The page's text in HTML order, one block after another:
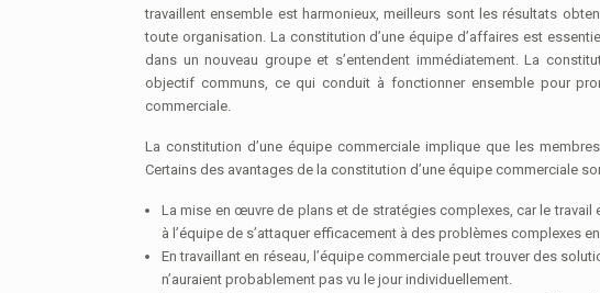
travaillent ensemble est harmonieux, meilleurs sont les résultats
toute organisation. La constitution d’une équipe d’affaires est
dans un nouveau groupe et s’entendent immédiatement. La
objectif communs, ce qui conduit à fonctionner ensemble pour
commerciale.
La constitution d’une équipe commerciale implique que les
Certains des avantages de la constitution d’une équipe commerciale
La mise en œuvre de plans et de stratégies complexes, car le
à l’équipe de s’attaquer efficacement à des problèmes complexes
En travaillant en réseau, l’équipe commerciale peut trouver des
n’auraient probablement pas vu le jour individuellement.